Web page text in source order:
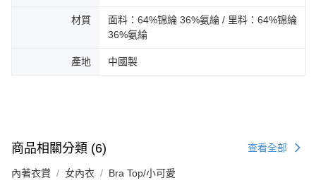
材質
面料：64%锦綸 36%氨綸 / 里料：64%锦綸
36%氨綸
產地 中國製
商品相關分類 (6) 查看全部
內著衣賞 女內衣 Bra Top/小可愛